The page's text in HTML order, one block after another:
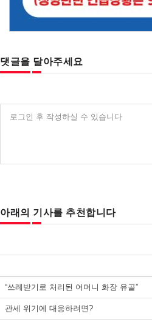
댓글을 달아주세요
로그인 후 작성하실 수 있습니다
아래의 기사를 추천합니다
“쓰레받기로 처리된 어머니 화장 유골”
관세 위기에 대응하려면?